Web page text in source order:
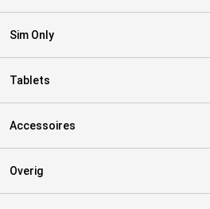
Sim Only
Tablets
Accessoires
Overig